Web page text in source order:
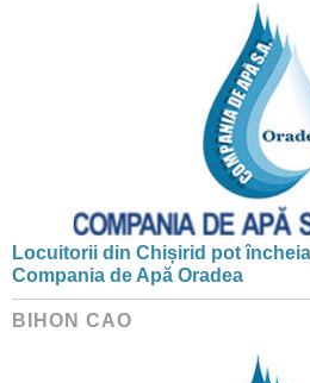
Locuitorii din Chișirid pot
Compania de Apă Oradea
BIHON CAO